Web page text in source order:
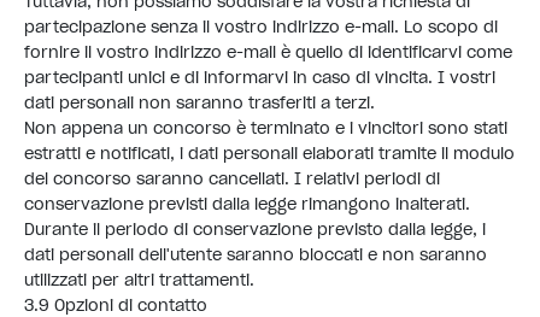
partecipazione senza il vostro indirizzo e-mail. Lo scopo di
fornire il vostro indirizzo e-mail è quello di identificarvi come
partecipanti unici e di informarvi in caso di vincita. I vostri
dati personali non saranno trasferiti a terzi.
Non appena un concorso è terminato e i vincitori sono stati
estratti e notificati, i dati personali elaborati tramite il modulo
del concorso saranno cancellati. I relativi periodi di
conservazione previsti dalla legge rimangono inalterati.
Durante il periodo di conservazione previsto dalla legge, i
dati personali dell'utente saranno bloccati e non saranno
utilizzati per altri trattamenti.
3.9 Opzioni di contatto